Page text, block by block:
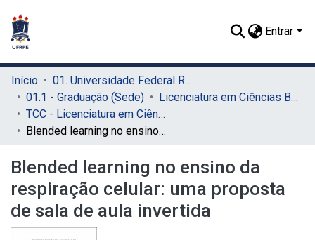
Entrar
Início
01. Universidade Federal Rural de Pernambuco - UFRPE (Sede)
01.1 - Graduação (Sede)
Licenciatura em Ciências Biológicas (Sede)
TCC - Licenciatura em Ciências Biológicas (Sede)
Blended learning no ensino da respiração celular: uma proposta de sala de aula invertida
Blended learning no ensino da
respiração celular: uma proposta
de sala de aula invertida